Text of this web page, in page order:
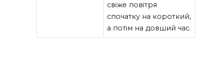
свіже повітря
спочатку на короткий,
а потім на довший час.